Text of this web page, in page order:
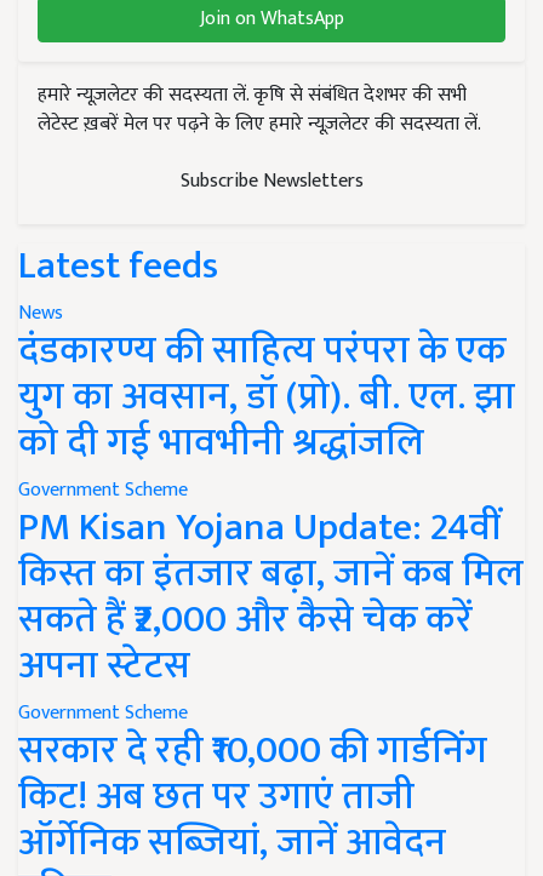
Join on WhatsApp
हमारे न्यूज़लेटर की सदस्यता लें. कृषि से संबंधित देशभर की सभी
लेटेस्ट ख़बरें मेल पर पढ़ने के लिए हमारे न्यूज़लेटर की सदस्यता लें.
Subscribe Newsletters
Latest feeds
News
दंडकारण्य की साहित्य परंपरा के एक
युग का अवसान, डॉ (प्रो). बी. एल. झा
को दी गई भावभीनी श्रद्धांजलि
Government Scheme
PM Kisan Yojana Update: 24वीं
किस्त का इंतजार बढ़ा, जानें कब मिल
सकते हैं ₹2,000 और कैसे चेक करें
अपना स्टेटस
Government Scheme
सरकार दे रही ₹10,000 की गार्डनिंग
किट! अब छत पर उगाएं ताजी
ऑर्गेनिक सब्जियां, जानें आवेदन